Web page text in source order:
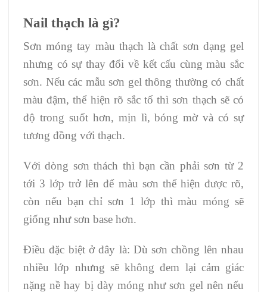
Nail thạch là gì?
Sơn móng tay màu thạch là chất sơn dạng gel
nhưng có sự thay đổi về kết cấu cùng màu sắc
sơn. Nếu các mẫu sơn gel thông thường có chất
màu đậm, thể hiện rõ sắc tố thì sơn thạch sẽ có
độ trong suốt hơn, mịn lì, bóng mờ và có sự
tương đồng với thạch.
Với dòng sơn thách thì bạn cần phải sơn từ 2
tới 3 lớp trở lên để màu sơn thể hiện được rõ,
còn nếu bạn chỉ sơn 1 lớp thì màu móng sẽ
giống như sơn base hơn.
Điều đặc biệt ở đây là: Dù sơn chồng lên nhau
nhiều lớp nhưng sẽ không đem lại cảm giác
nặng nề hay bị dày móng như sơn gel nên nếu